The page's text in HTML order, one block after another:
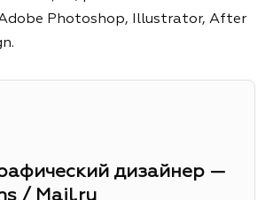
Photoshop, Illustrator, After
дизайнер —
/ Mail.ru